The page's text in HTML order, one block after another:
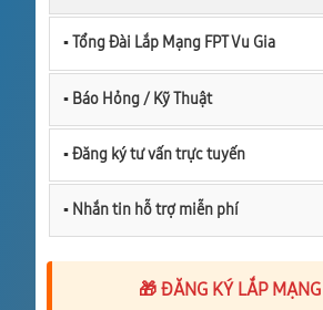
▪︎ Tổng Đài Lắp Mạng FPT Vu Gia
▪︎ Báo Hỏng / Kỹ Thuật
▪︎ Đăng ký tư vấn trực tuyến
▪︎ Nhắn tin hỗ trợ miễn phí
🎁 ĐĂNG KÝ LẮP